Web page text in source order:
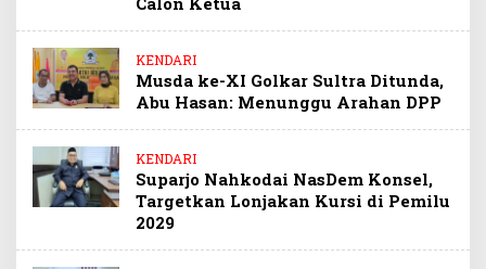
KENDARI
Musda ke-XI Golkar Sultra Ditunda,
Abu Hasan: Menunggu Arahan DPP
KENDARI
Suparjo Nahkodai NasDem Konsel,
Targetkan Lonjakan Kursi di Pemilu
2029